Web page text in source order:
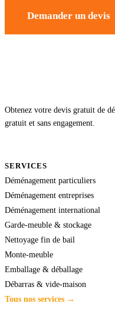
Demander un devis
Obtenez votre devis gratuit de
gratuit et sans engagement.
SERVICES
Déménagement particuliers
Déménagement entreprises
Déménagement international
Garde-meuble & stockage
Nettoyage fin de bail
Monte-meuble
Emballage & déballage
Débarras & vide-maison
Tous nos services →